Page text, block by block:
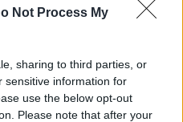
Not Process My
sharing to third parties, or
sensitive information for
use the below opt-out
Please note that after your
Juanmi Jiménez en el
amarilla de la
son Tello y Aitor
en el último partido